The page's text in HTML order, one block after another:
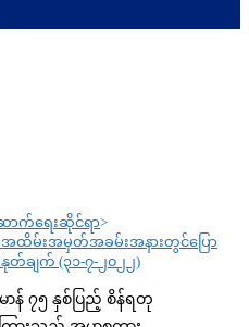
က်ရေးဆိုင်ရာ>
အထိမ်းအမှတ်အခမ်းအနားတွင်ပြော
ချက် (၃၁-၇-၂၀၂၂)